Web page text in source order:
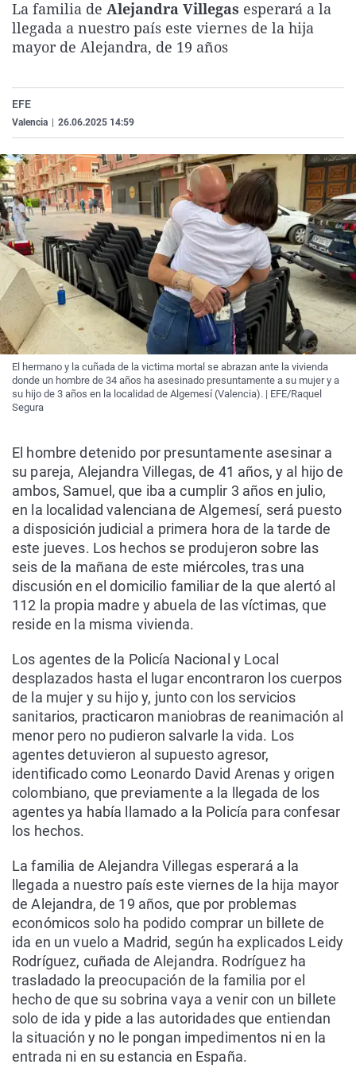
La rosa de los vientos
Gente viajera
Caso
Extremadura
Virales
La familia de Alejandra Villegas esperará a la
llegada a nuestro país este viernes de la hija
mayor de Alejandra, de 19 años
EFE
Valencia 26.06.2025 14:59
El hermano y la cuñada de la victima mortal se abrazan ante la vivienda
donde un hombre de 34 años ha asesinado presuntamente a su mujer y a
su hijo de 3 años en la localidad de Algemesí (Valencia). | EFE/Raquel
Segura
El hombre detenido por presuntamente asesinar a
su pareja, Alejandra Villegas, de 41 años, y al hijo de
ambos, Samuel, que iba a cumplir 3 años en julio,
en la localidad valenciana de Algemesí, será puesto
a disposición judicial a primera hora de la tarde de
este jueves. Los hechos se produjeron sobre las
seis de la mañana de este miércoles, tras una
discusión en el domicilio familiar de la que alertó al
112 la propia madre y abuela de las víctimas, que
reside en la misma vivienda.
Los agentes de la Policía Nacional y Local
desplazados hasta el lugar encontraron los cuerpos
de la mujer y su hijo y, junto con los servicios
sanitarios, practicaron maniobras de reanimación al
menor pero no pudieron salvarle la vida. Los
agentes detuvieron al supuesto agresor,
identificado como Leonardo David Arenas y origen
colombiano, que previamente a la llegada de los
agentes ya había llamado a la Policía para confesar
los hechos.
La familia de Alejandra Villegas esperará a la
llegada a nuestro país este viernes de la hija mayor
de Alejandra, de 19 años, que por problemas
económicos solo ha podido comprar un billete de
ida en un vuelo a Madrid, según ha explicados Leidy
Rodríguez, cuñada de Alejandra. Rodríguez ha
trasladado la preocupación de la familia por el
hecho de que su sobrina vaya a venir con un billete
solo de ida y pide a las autoridades que entiendan
la situación y no le pongan impedimentos ni en la
entrada ni en su estancia en España.